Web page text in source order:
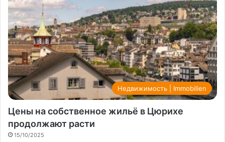
Недвижимость | Immobilien
Цены на собственное жильё в Цюрихе
продолжают расти
15/10/2025